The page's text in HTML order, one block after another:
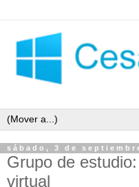
sábado, 3 de
Grupo de
virtual